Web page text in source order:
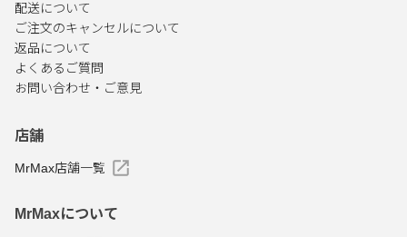
配送について
ご注文のキャンセルについて
返品について
よくあるご質問
お問い合わせ・ご意見
店舗
MrMax店舗一覧
MrMaxについて